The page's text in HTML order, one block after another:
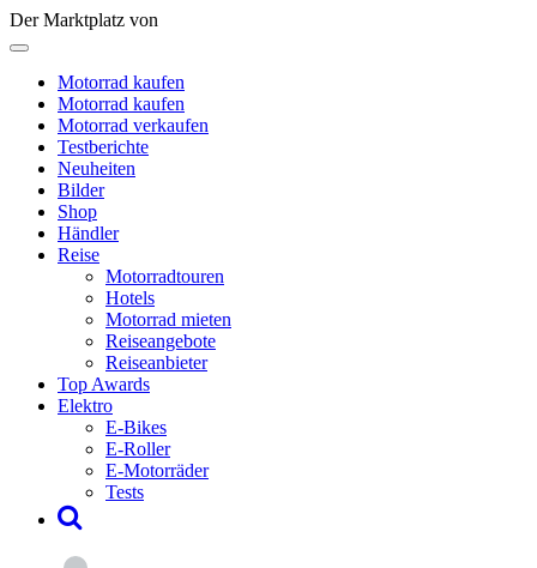
Der Marktplatz von
Motorrad kaufen
Motorrad kaufen
Motorrad verkaufen
Testberichte
Neuheiten
Bilder
Shop
Händler
Reise
Motorradtouren
Hotels
Motorrad mieten
Reiseangebote
Reiseanbieter
Top Awards
Elektro
E-Bikes
E-Roller
E-Motorräder
Tests